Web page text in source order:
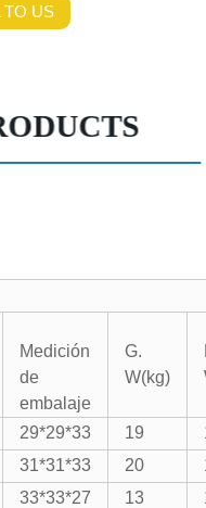
TO US
Medición
de
embalaje
G.
W(kg)
29*29*33 19
31*31*33 20
33*33*27 13